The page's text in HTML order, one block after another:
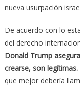
nueva usurpación
De acuerdo con lo
del derecho
Donald Trump
crearse, son legítimas.
que mejor debería